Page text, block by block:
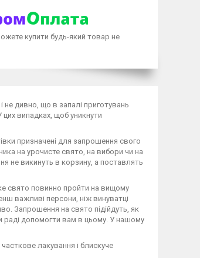
купити будь-який товар не
дивно, що в запалі приготувань
випадках, щоб уникнути
призначені для запрошення свого
на урочисте свято, на вибори чи на
не викинуть в корзину, а поставлять
свято повинно пройти на вищому
важливі персони, ніж винуватці
Запрошення на свято підійдуть, як
раді допомогти вам в цьому. У нашому
лакування і блискуче